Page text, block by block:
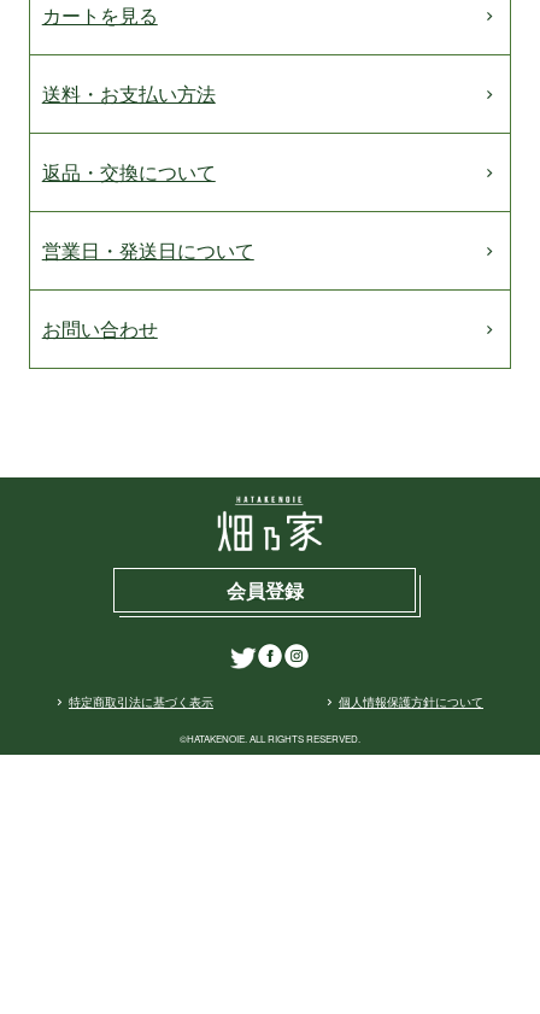
カートを見る
送料・お支払い方法
返品・交換について
営業日・発送日について
お問い合わせ
会員登録
特定商取引法に基づく表示 個人情報保護方針について
©HATAKENOIE. ALL RIGHTS RESERVED.